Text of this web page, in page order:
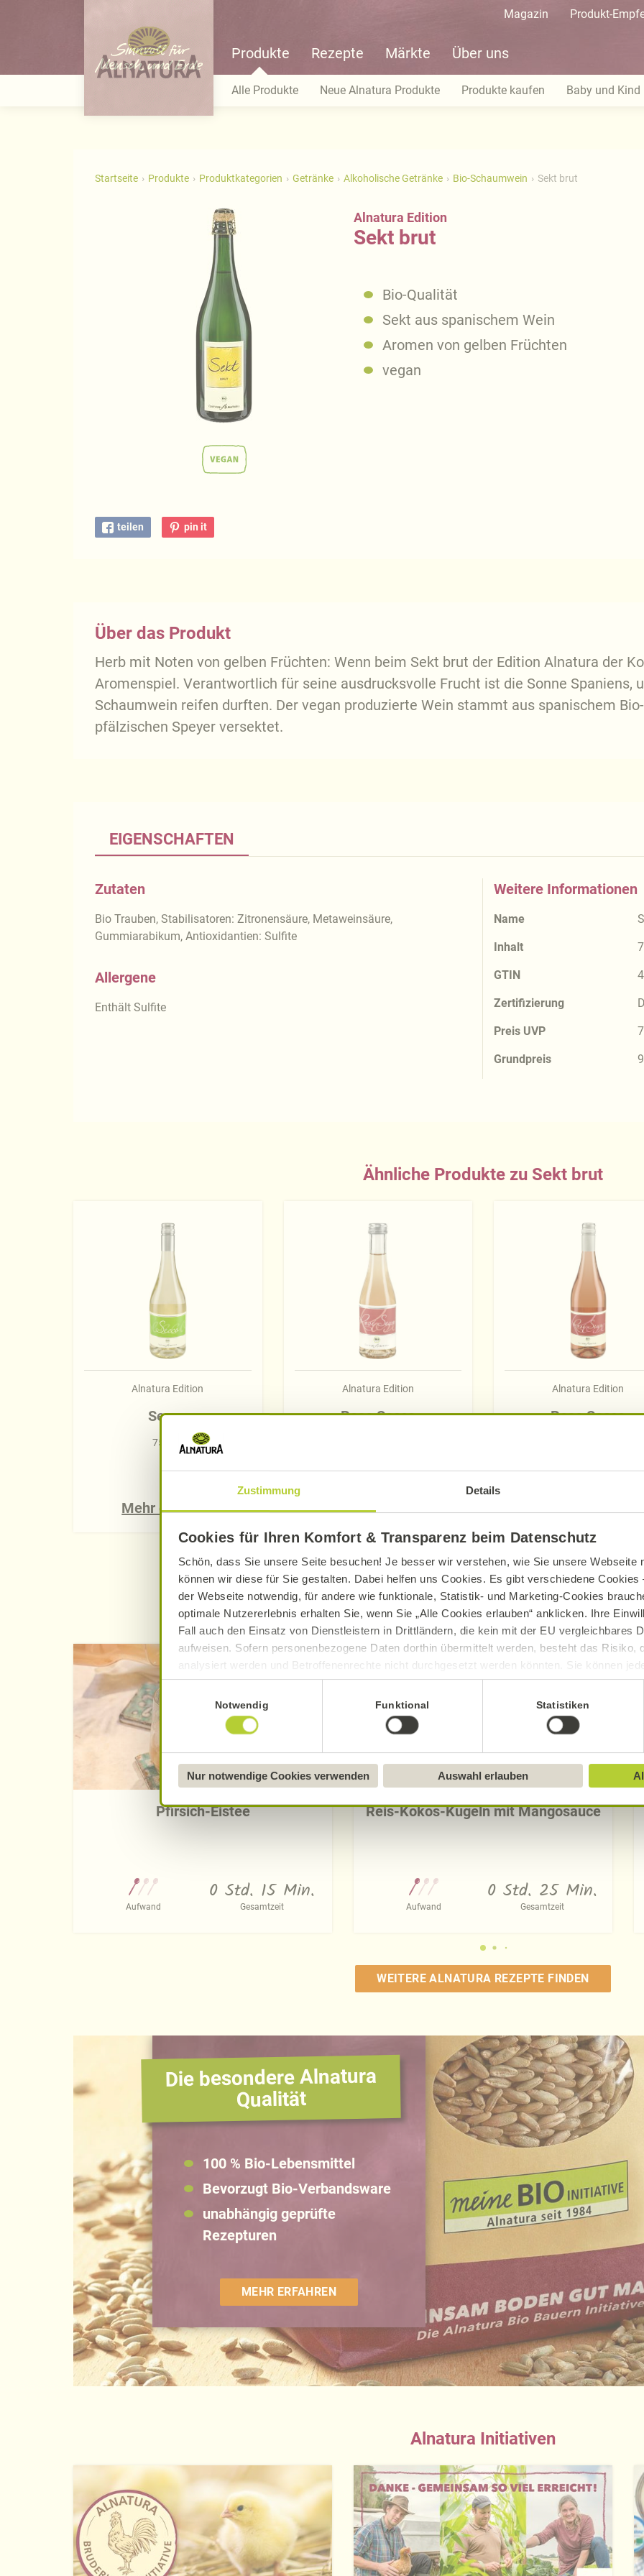
Zustimmung Details
Cookies für Ihren Komfort & Transparenz beim Datenschutz
Schön, dass Sie unsere Seite besuchen! Je besser wir verstehen, wie Sie unsere Webseite
können wir diese für Sie gestalten. Dabei helfen uns Cookies. Es gibt verschiedene Cookies
der Webseite notwendig, für andere wie funktionale, Statistik- und Marketing-Cookies
optimale Nutzererlebnis erhalten Sie, wenn Sie „Alle Cookies erlauben“ anklicken. Ihre
Fall auch den Einsatz von Dienstleistern in Drittländern, die kein mit der EU vergleichbares
aufweisen. Sofern personenbezogene Daten dorthin übermittelt werden, besteht das Risiko,
analysiert werden und Betroffenenrechte nicht durchgesetzt werden könnten. Sie können
Datenverarbeitung und -übermittlung widerrufen und Tools deaktivieren. Ausführliche
Datenschutzerklärung
Näheres über uns erfahren Sie in unseremImpressum
Notwendig Funktional Statistiken
Nur notwendige Cookies verwenden Auswahl erlauben
Magazin Produkt-
Produkte Rezepte Märkte Über uns
Alle Produkte Neue Alnatura Produkte Produkte kaufen Baby und Kind
Startseite Produkte Produktkategorien Getränke Alkoholische Getränke Bio-Schaumwein Sekt brut
Alnatura Edition
Sekt brut
Bio-Qualität
Sekt aus spanischem Wein
Aromen von gelben Früchten
vegan
teilen pin it
Über das Produkt
Herb mit Noten von gelben Früchten: Wenn beim Sekt brut der Edition Alnatura der
Aromenspiel. Verantwortlich für seine ausdrucksvolle Frucht ist die Sonne Spaniens,
Schaumwein reifen durften. Der vegan produzierte Wein stammt aus spanischem
pfälzischen Speyer versektet.
EIGENSCHAFTEN
Zutaten
Bio Trauben, Stabilisatoren: Zitronensäure, Metaweinsäure,
Gummiarabikum, Antioxidantien: Sulfite
Allergene
Enthält Sulfite
Weitere Informationen
Name
Inhalt
GTIN
Zertifizierung
Preis UVP
Grundpreis
Ähnliche Produkte zu Sekt brut
Alnatura Edition
Secco
750 ml
Mehr erfahren
Alnatura Edition
Rose Secco
Mehr erfahren
Alnatura Edition
Rose Secco
Mehr erfahren
Entdecken Sie die neuen Alnatura
Pfirsich-Eistee
Aufwand
0 Std. 15 Min.
Gesamtzeit
Reis-Kokos-Kugeln mit Mangosauce
Aufwand
0 Std. 25 Min.
Gesamtzeit
WEITERE ALNATURA REZEPTE FINDEN
Die besondere Alnatura
Qualität
100 % Bio-Lebensmittel
Bevorzugt Bio-Verbandsware
unabhängig geprüfte
Rezepturen
MEHR ERFAHREN
Alnatura Initiativen